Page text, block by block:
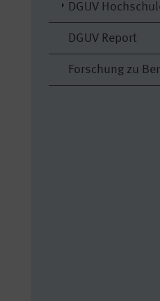
DGUV
DGUV Report
Forschung zu